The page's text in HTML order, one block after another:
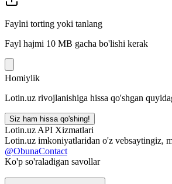
Faylni torting yoki tanlang
Fayl hajmi 10 MB gacha bo'lishi kerak
Homiylik
Lotin.uz rivojlanishiga hissa qo'shgan
Siz ham hissa qo'shing!
Lotin.uz API Xizmatlari
Lotin.uz imkoniyatlaridan o'z vebsaytingiz,
@ObunaContact
Ko'p so'raladigan savollar